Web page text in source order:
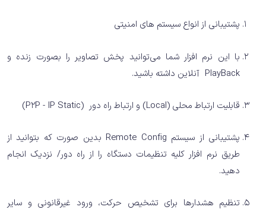
پشتیبانی از انواع سیستم های امنیتی
با این نرم افزار شما می‌توانید پخش تصاویر را بصورت زنده و
PlayBack آنلاین داشته باشید.
قابلیت ارتباط محلی (Local) و ارتباط راه دور (P2P - IP Static)
پشتیبانی از سیستم Remote Config بدین صورت که بتوانید از
طریق نرم افزار کلیه تنظیمات دستگاه را از راه دور/ نزدیک انجام
دهید.
تنظیم هشدارها برای تشخیص حرکت، ورود غیرقانونی و سایر